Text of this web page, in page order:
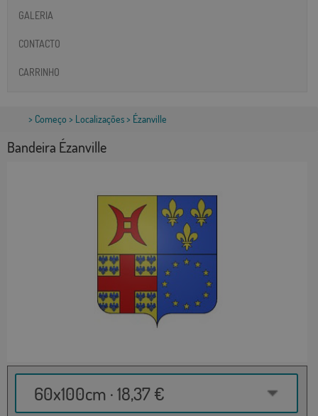
GALERIA
CONTACTO
CARRINHO
> Começo > Localizações> Ézanville
Bandeira Ézanville
60x100cm · 18,37 €